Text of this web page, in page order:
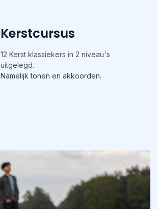
Kerstcursus
12 Kerst klassiekers in 2 niveau's
uitgelegd.
Namelijk tonen en akkoorden.